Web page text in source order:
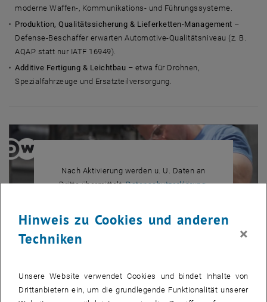
moderne Waffen-, Kommunikations- und Führungssysteme.
Produktion, Qualitätssicherung & Lieferketten-Management –
Defense-Beschaffer erwarten Automotive-Qualitätsniveau (z. B.
AQAP statt nur IATF 16949).
Additive Fertigung & Leichtbau – etwa für Drohnen,
Spezialfahrzeuge und Ersatzteilversorgung.
Nach Aktivierung werden u. U. Daten an
Dritte übermittelt.Datenschutzerklärung., öffnet in
YOUTUBE VIDEO
Hinweis zu Cookies und anderen
Techniken
×
Unsere Website verwendet Cookies und bindet Inhalte von
Drittanbietern ein, um die grundlegende Funktionalität unserer